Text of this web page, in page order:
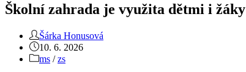
Školní zahrada je využita dětmi i žáky
Autor
příspěvku
Šárka Honusová
Příspěvek
byl
10. 6. 2026
Rubriky
ms / zs